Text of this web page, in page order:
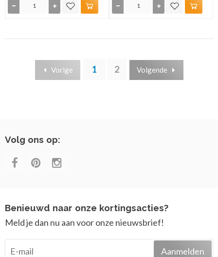
Vorige 1 2 Volgende
Volg ons op:
Benieuwd naar onze kortingsacties?
Meld je dan nu aan voor onze nieuwsbrief!
Aanmelden